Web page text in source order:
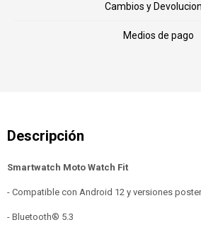
Cambios y
Medios de pago
Smartwatch Moto Watch Fit
- Compatible con Android 12 y versiones
- Bluetooth® 5.3